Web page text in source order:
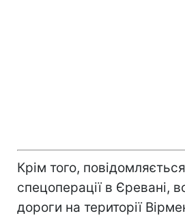
Крім того,
спецоперації в Єревані,
дороги на території